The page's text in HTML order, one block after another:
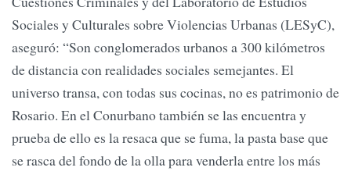
Sociales y Culturales sobre Violencias Urbanas (LESyC),
aseguró: “Son conglomerados urbanos a 300 kilómetros
de distancia con realidades sociales semejantes. El
universo transa, con todas sus cocinas, no es patrimonio de
Rosario. En el Conurbano también se las encuentra y
prueba de ello es la resaca que se fuma, la pasta base que
se rasca del fondo de la olla para venderla entre los más